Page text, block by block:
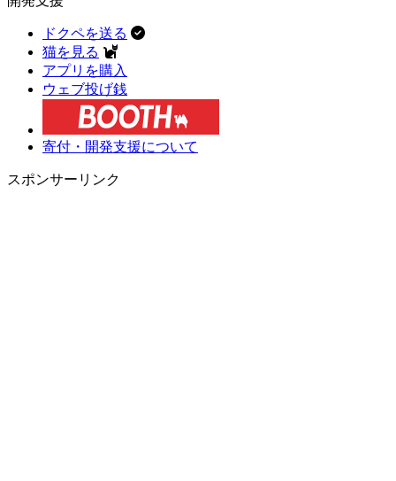
ドクペを送る
猫を見る
アプリを購入
ウェブ投げ銭
寄付・開発支援について
スポンサーリンク